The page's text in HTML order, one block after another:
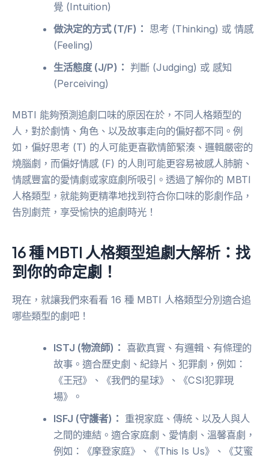
覺 (Intuition)
做決定的方式 (T/F)： 思考 (Thinking) 或 情感
(Feeling)
生活態度 (J/P)： 判斷 (Judging) 或 感知
(Perceiving)
MBTI 能夠預測追劇口味的原因在於，不同人格類型的
人，對於劇情、角色、以及故事走向的偏好都不同。例
如，偏好思考 (T) 的人可能更喜歡情節緊湊、邏輯嚴密的
燒腦劇，而偏好情感 (F) 的人則可能更容易被感人肺腑、
情感豐富的愛情劇或家庭劇所吸引。透過了解你的 MBTI
人格類型，就能夠更精準地找到符合你口味的影劇作品，
告別劇荒，享受愉快的追劇時光！
16 種 MBTI 人格類型追劇大解析：找
到你的命定劇！
現在，就讓我們來看看 16 種 MBTI 人格類型分別適合追
哪些類型的劇吧！
ISTJ (物流師)： 喜歡真實、有邏輯、有條理的
故事。適合歷史劇、紀錄片、犯罪劇，例如：
《王冠》、《我們的星球》、《CSI犯罪現
場》。
ISFJ (守護者)： 重視家庭、傳統、以及人與人
之間的連結。適合家庭劇、愛情劇、溫馨喜劇，
例如：《摩登家庭》、《This Is Us》、《艾蜜